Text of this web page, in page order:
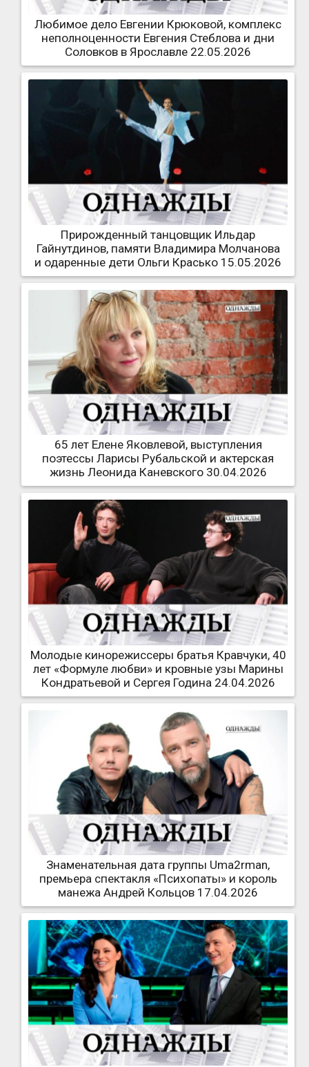
Любимое дело Евгении Крюковой, комплекс
неполноценности Евгения Стеблова и дни
Соловков в Ярославле 22.05.2026
Прирожденный танцовщик Ильдар
Гайнутдинов, памяти Владимира Молчанова
и одаренные дети Ольги Красько 15.05.2026
65 лет Елене Яковлевой, выступления
поэтессы Ларисы Рубальской и актерская
жизнь Леонида Каневского 30.04.2026
Молодые кинорежиссеры братья Кравчуки, 40
лет «Формуле любви» и кровные узы Марины
Кондратьевой и Сергея Година 24.04.2026
Знаменательная дата группы Uma2rman,
премьера спектакля «Психопаты» и король
манежа Андрей Кольцов 17.04.2026